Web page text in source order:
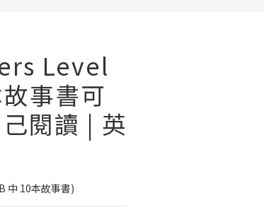
Level
事書可
閱讀 | 英
中 10本故事書)